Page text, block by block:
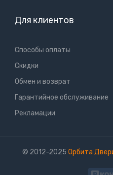
Для клиентов
Способы оплаты
Скидки
Обмен и возврат
Гарантийное обслуживание
Рекламации
© 2012-2025 Орбита